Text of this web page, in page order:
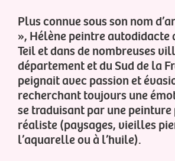
Plus connue sous son nom
», Hélène peintre autodidacte
Teil et dans de nombreuses
département et du Sud de la
peignait avec passion et
recherchant toujours une
se traduisant par une
réaliste (paysages, vieilles
l’aquarelle ou à l’huile).